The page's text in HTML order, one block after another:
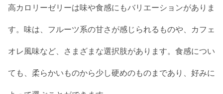
高カロリーゼリーは味や食感にもバリエーションがありま
す。味は、フルーツ系の甘さが感じられるものや、カフェ
オレ風味など、さまざまな選択肢があります。食感につい
ても、柔らかいものから少し硬めのものまであり、好みに